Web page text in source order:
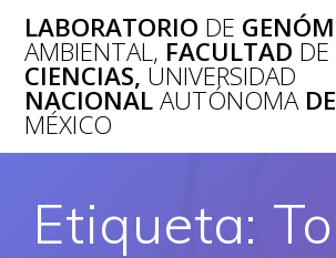
al
contenido
LABORATORIO DE
AMBIENTAL, FACULTAD DE
CIENCIAS, UNIVERSIDAD
NACIONALAUTÓNOMADE
MÉXICO
Etiqueta: